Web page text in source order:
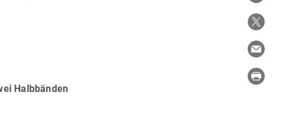
Halbbänden